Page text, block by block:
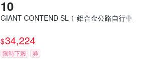
GIANT CONTEND SL 1 鋁合金公路自行車
$34,224
限時下殺 券